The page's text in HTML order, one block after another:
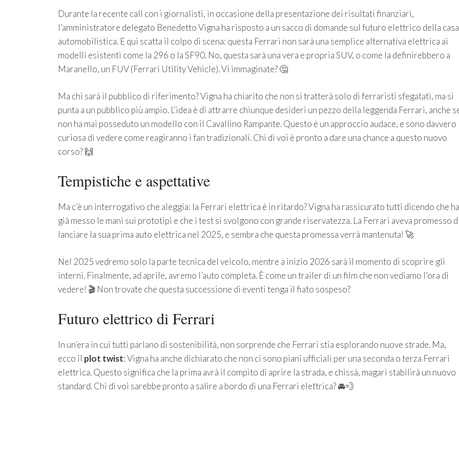
Durante la recente call con i giornalisti, in occasione della presentazione dei risultati finanziari,
l’amministratore delegato Benedetto Vigna ha risposto a un sacco di domande sul futuro elettrico della casa
automobilistica. E qui scatta il colpo di scena: questa Ferrari non sarà una semplice alternativa elettrica ai
modelli esistenti come la 296 o la SF90. No, questa sarà una vera e propria SUV, o come la definirebbero a
Maranello, un FUV (Ferrari Utility Vehicle). Vi immaginate? 🤔
Ma chi sarà il pubblico di riferimento? Vigna ha chiarito che non si tratterà solo di ferraristi sfegatati, ma si
punta a un pubblico più ampio. L’idea è di attrarre chiunque desideri un pezzo della leggenda Ferrari, anche
non ha mai posseduto un modello con il Cavallino Rampante. Questo è un approccio audace, e sono davvero
curiosa di vedere come reagiranno i fan tradizionali. Chi di voi è pronto a dare una chance a questo nuovo
corso? 🙌
Tempistiche e aspettative
Ma c’è un interrogativo che aleggia: la Ferrari elettrica è in ritardo? Vigna ha rassicurato tutti dicendo che ha
già messo le mani sui prototipi e che i test si svolgono con grande riservatezza. La Ferrari aveva promesso di
lanciare la sua prima auto elettrica nel 2025, e sembra che questa promessa verrà mantenuta! 🚀
Nel 2025 vedremo solo la parte tecnica del veicolo, mentre a inizio 2026 sarà il momento di scoprire gli
interni. Finalmente, ad aprile, avremo l’auto completa. È come un trailer di un film che non vediamo l’ora di
vedere! 🎬 Non trovate che questa successione di eventi tenga il fiato sospeso?
Futuro elettrico di Ferrari
In un’era in cui tutti parlano di sostenibilità, non sorprende che Ferrari stia esplorando nuove strade. Ma,
ecco il plot twist: Vigna ha anche dichiarato che non ci sono piani ufficiali per una seconda o terza Ferrari
elettrica. Questo significa che la prima avrà il compito di aprire la strada, e chissà, magari stabilirà un nuovo
standard. Chi di voi sarebbe pronto a salire a bordo di una Ferrari elettrica? 🚘💨